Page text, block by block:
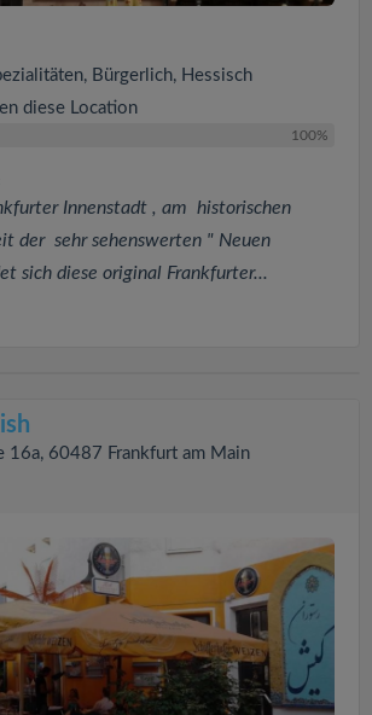
Bürgerlich, Hessisch
diese Location
100%
Innenstadt , am historischen
der sehr sehenswerten " Neuen
sich diese original Frankfurter...
16a, 60487 Frankfurt am Main